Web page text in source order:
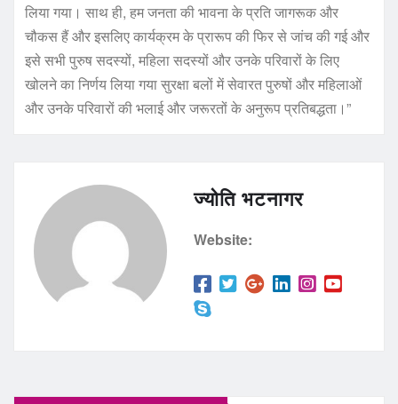
लिया गया। साथ ही, हम जनता की भावना के प्रति जागरूक और
चौकस हैं और इसलिए कार्यक्रम के प्रारूप की फिर से जांच की गई और
इसे सभी पुरुष सदस्यों, महिला सदस्यों और उनके परिवारों के लिए
खोलने का निर्णय लिया गया सुरक्षा बलों में सेवारत पुरुषों और महिलाओं
और उनके परिवारों की भलाई और जरूरतों के अनुरूप प्रतिबद्धता।”
ज्योति भटनागर
Website: